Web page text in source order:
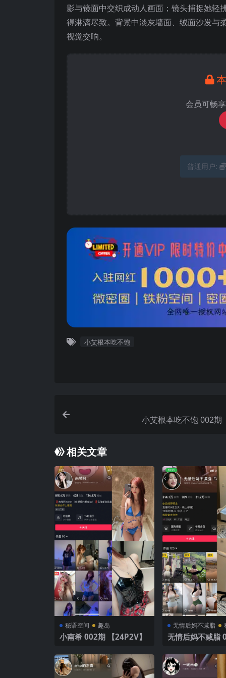
影与镜面中交织成动人画面；镜头捕捉她轻
得淋漓尽致。背景中淡灰墙面、绒面沙发与
视觉交响。
会员可畅
普通用户:
小艾根本吃不饱
小艾根本吃不
相关文章
秘语空间 趣岛
小南希 002期 【24P2V】
无情后妈不减脂
无情后妈不减脂 002期